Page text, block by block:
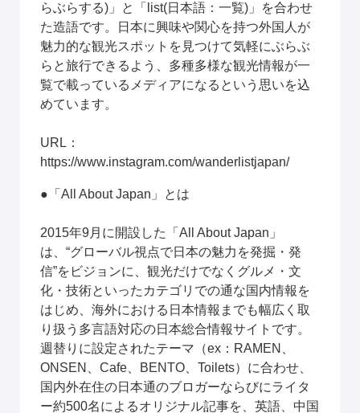
らぶらする)」と「list(日本語：一覧)」を合わせ
た造語です。日本に興味や関心を持つ外国人が
魅力的な観光スポットを見つけて気軽にぶらぶ
らと旅行できるよう、多種多様な観光情報が一
覧で載っているメディアになるという思いを込
めています。
https://www.instagram.com/wanderlistjapan/
●「All About Japan」とは
2015年9月に開設した「All About Japan」
は、“グローバル視点で日本の魅力を発掘・発
信”をビジョンに、観光だけでなくグルメ・文
化・技術といったカテゴリでの通な国内情報を
はじめ、海外における日本情報までも幅広く取
り扱う多言語対応の日本総合情報サイトです。
週替りに設定されたテーマ（ex：RAMEN、
ONSEN、Cafe、BENTO、Toilets）に合わせ、
国内外在住の日本通のブロガーならびにライタ
ー約500名によるオリジナル記事を、英語、中国